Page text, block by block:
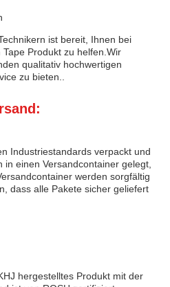
ist bereit, Ihnen bei
Produkt zu helfen.Wir
qualitativ hochwertigen
zu bieten..
Industriestandards verpackt und
einen Versandcontainer gelegt,
werden sorgfältig
dass alle Pakete sicher geliefert
hergestelltes Produkt mit der